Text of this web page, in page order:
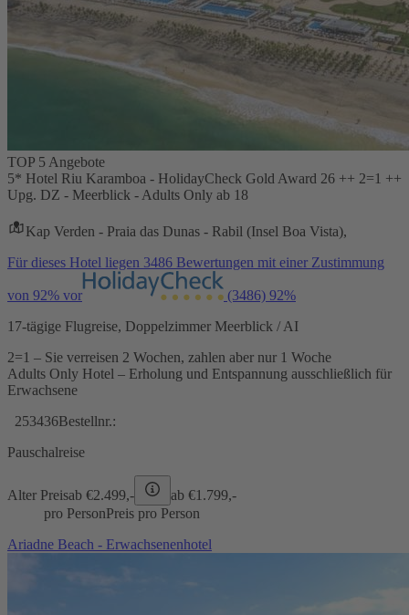
TOP 5 Angebote
5* Hotel Riu Karamboa - HolidayCheck Gold Award 26 ++ 2=1 ++
Upg. DZ - Meerblick - Adults Only ab 18
Kap Verden - Praia das Dunas - Rabil (Insel Boa Vista),
Für dieses Hotel liegen 3486 Bewertungen mit einer Zustimmung
von 92% vor (3486) 92%
17-tägige Flugreise, Doppelzimmer Meerblick / AI
2=1 – Sie verreisen 2 Wochen, zahlen aber nur 1 Woche
Adults Only Hotel – Erholung und Entspannung ausschließlich für
Erwachsene
253436Bestellnr.:
Pauschalreise
Alter Preisab €2.499,- ab €1.799,-
pro PersonPreis pro Person
Ariadne Beach - Erwachsenenhotel